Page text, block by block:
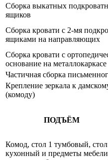
Сборка выкатных
ящиков
Сборка кровати с 2-мя
ящиками на направляющих
Сборка кровати с
основание на металлокаркасе
Частичная сборка
Крепление зеркала к
(комоду)
ПОДЪЁМ
Комод, стол 1 тумбовый, стол
кухонный и предметы мебели